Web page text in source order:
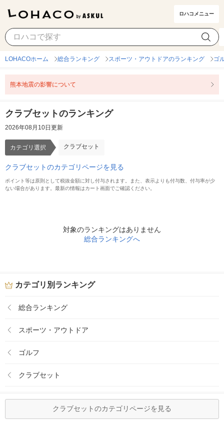
ロハコメニュー
クラブセット カテゴリ選択
LOHACOホーム 総合ランキング スポーツ・アウトドアのランキング ゴ
熊本地震の影響について
クラブセットのランキング
2026年08月10日更新
カテゴリ選択 クラブセット
クラブセットのカテゴリページを見る
ポイント等は原則として税抜金額に対し付与されます。また、表示よりも付与数、付与率が少
ない場合があります。最新の情報はカート画面でご確認ください。
対象のランキングはありません
総合ランキングへ
カテゴリ別ランキング
総合ランキング
スポーツ・アウトドア
ゴルフ
クラブセット
クラブセットのカテゴリページを見る